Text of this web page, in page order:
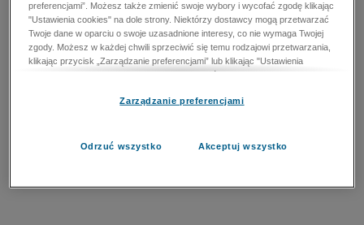
preferencjami”. Możesz także zmienić swoje wybory i wycofać zgodę klikając
"Ustawienia cookies" na dole strony. Niektórzy dostawcy mogą przetwarzać
Twoje dane w oparciu o swoje uzasadnione interesy, co nie wymaga Twojej
zgody. Możesz w każdej chwili sprzeciwić się temu rodzajowi przetwarzania,
klikając przycisk „Zarządzanie preferencjami” lub klikając "Ustawienia
cookies" na dole strony. Nie możesz sprzeciwić się przetwarzaniu przez
zapobiegania oszustwom i naprawiania błędów, a w tym celu mogą zostać
przetwarzaniu danych osobowych w celu dostarczania i prezentacji reklam i
Zarządzanie preferencjami
Odrzuć wszystko Akceptuj wszystko